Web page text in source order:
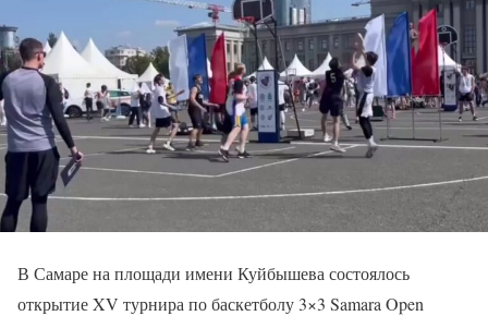
В Самаре на площади имени Куйбышева состоялось
открытие XV турнира по баскетболу 3×3 Samara Open